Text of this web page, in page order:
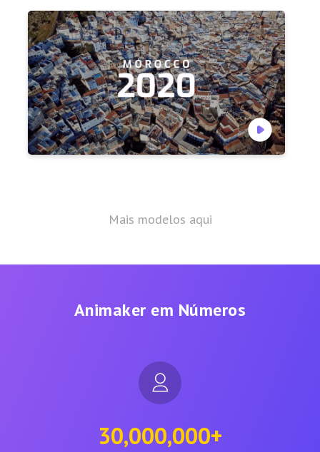
Mais modelos aqui
Animaker em Números
30,000,000+